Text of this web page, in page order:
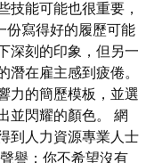
能可能也很重要，
份寫得好的履歷可能
深刻的印象，但另一
潛在雇主感到疲倦。
力的簡歷模板，並選
並閃耀的顏色。 網
到人力資源專業人士
譽；你不希望沒有